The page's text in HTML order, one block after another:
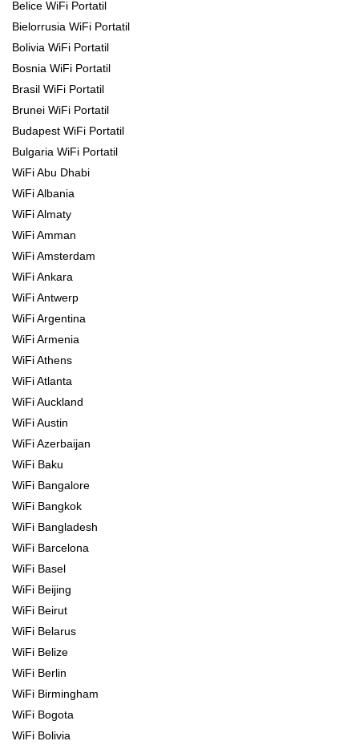
Belice WiFi Portatil
Bielorrusia WiFi Portatil
Bolivia WiFi Portatil
Bosnia WiFi Portatil
Brasil WiFi Portatil
Brunei WiFi Portatil
Budapest WiFi Portatil
Bulgaria WiFi Portatil
WiFi Abu Dhabi
WiFi Albania
WiFi Almaty
WiFi Amman
WiFi Amsterdam
WiFi Ankara
WiFi Antwerp
WiFi Argentina
WiFi Armenia
WiFi Athens
WiFi Atlanta
WiFi Auckland
WiFi Austin
WiFi Azerbaijan
WiFi Baku
WiFi Bangalore
WiFi Bangkok
WiFi Bangladesh
WiFi Barcelona
WiFi Basel
WiFi Beijing
WiFi Beirut
WiFi Belarus
WiFi Belize
WiFi Berlin
WiFi Birmingham
WiFi Bogota
WiFi Bolivia